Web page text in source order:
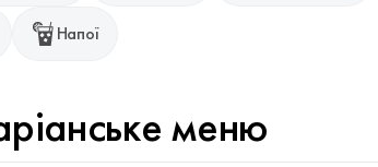
Напої
меню